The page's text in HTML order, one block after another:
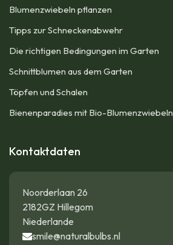
Blumenzwiebeln pflanzen
Tipps zur Schneckenabwehr
Die richtigen Bedingungen im Garten
Schnittblumen aus dem Garten
Töpfen und Schalen
Bienenparadies mit Bio-Blumenzwiebeln
Kontaktdaten
Noorderlaan 26
2182GZ Hillegom
Niederlande
smile@naturalbulbs.nl